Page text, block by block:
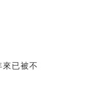
已被不